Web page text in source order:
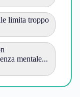
limita troppo
mentale...